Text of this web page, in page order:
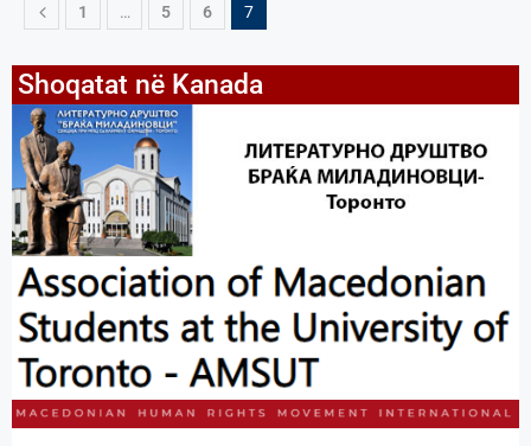
1 … 5 6 7
Shoqatat në Kanada